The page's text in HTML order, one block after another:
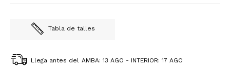
Tabla de talles
Llega antes del AMBA: 13 AGO - INTERIOR: 17 AGO